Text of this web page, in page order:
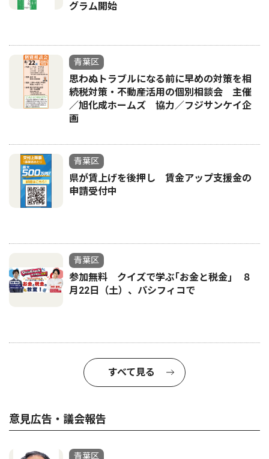
グラム開始
青葉区
思わぬトラブルになる前に早めの対策を相
続税対策・不動産活用の個別相談会 主催
／旭化成ホームズ 協力／フジサンケイ企
画
青葉区
県が賃上げを後押し 賃金アップ支援金の
申請受付中
青葉区
参加無料 クイズで学ぶ｢お金と税金｣ ８
月22日（土）、パシフィコで
すべて見る
意見広告・議会報告
青葉区